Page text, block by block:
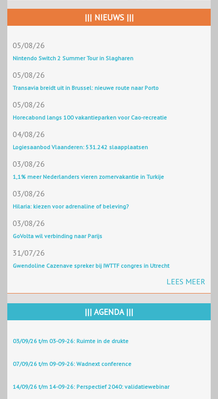
||| NIEUWS |||
05/08/26
Nintendo Switch 2 Summer Tour in Slagharen
05/08/26
Transavia breidt uit in Brussel: nieuwe route naar Porto
05/08/26
Horecabond langs 100 vakantieparken voor Cao-recreatie
04/08/26
Logiesaanbod Vlaanderen: 531.242 slaapplaatsen
03/08/26
1,1% meer Nederlanders vieren zomervakantie in Turkije
03/08/26
Hilaria: kiezen voor adrenaline of beleving?
03/08/26
GoVolta wil verbinding naar Parijs
31/07/26
Gwendoline Cazenave spreker bij IWTTF congres in Utrecht
LEES MEER
||| AGENDA |||
03/09/26 t/m 03-09-26: Ruimte in de drukte
07/09/26 t/m 09-09-26: Wadnext conference
14/09/26 t/m 14-09-26: Perspectief 2040: validatiewebinar